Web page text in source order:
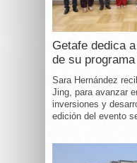
Getafe dedica
de su programa
Sara Hernández
Jing, para avanzar
inversiones y
edición del evento